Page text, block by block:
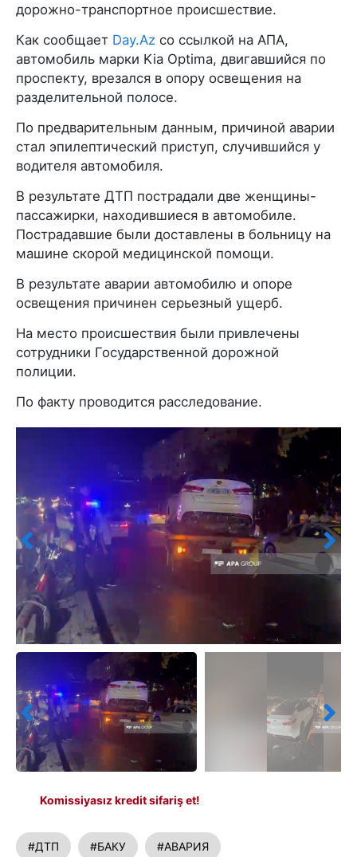
дорожно-транспортное происшествие.
Как сообщает Day.Az со ссылкой на АПА,
автомобиль марки Kia Optima, двигавшийся по
проспекту, врезался в опору освещения на
разделительной полосе.
По предварительным данным, причиной аварии
стал эпилептический приступ, случившийся у
водителя автомобиля.
В результате ДТП пострадали две женщины-
пассажирки, находившиеся в автомобиле.
Пострадавшие были доставлены в больницу на
машине скорой медицинской помощи.
В результате аварии автомобилю и опоре
освещения причинен серьезный ущерб.
На место происшествия были привлечены
сотрудники Государственной дорожной
полиции.
По факту проводится расследование.
Komissiyasız kredit sifariş et!
#ДТП #БАКУ #АВАРИЯ